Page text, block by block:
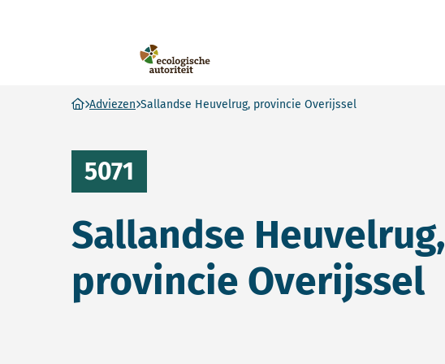
Ga naar homepage
Adviezen Sallandse Heuvelrug, provincie Overijssel
5071
Sallandse Heuvelrug,
provincie Overijssel